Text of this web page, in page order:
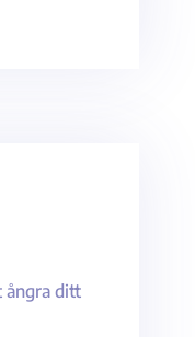
ångra ditt